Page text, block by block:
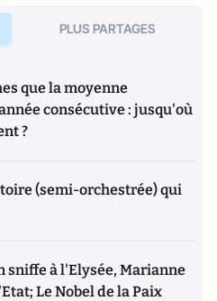
PLUS PARTAGES
que la moyenne
consécutive : jusqu'où
?
(semi-orchestrée) qui
sniffe à l'Elysée, Marianne
Le Nobel de la Paix